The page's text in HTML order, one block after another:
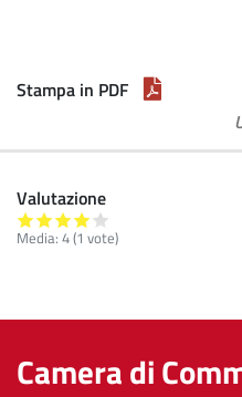
Stampa in PDF
Valutazione
Media: 4(1 vote)
Camera di